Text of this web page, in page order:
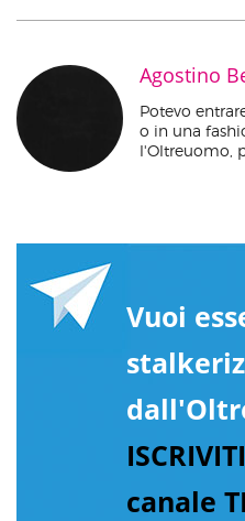
Agostino
Potevo
o in una
l'Oltreuomo,
Vuoi
canale